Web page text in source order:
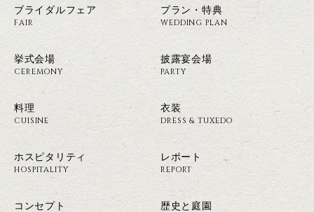
ブライダルフェア
FAIR
プラン・特典
WEDDING PLAN
挙式会場
CEREMONY
披露宴会場
PARTY
料理
CUISINE
衣装
DRESS & TUXEDO
ホスピタリティ
HOSPITALITY
レポート
REPORT
コンセプト 歴史と庭園